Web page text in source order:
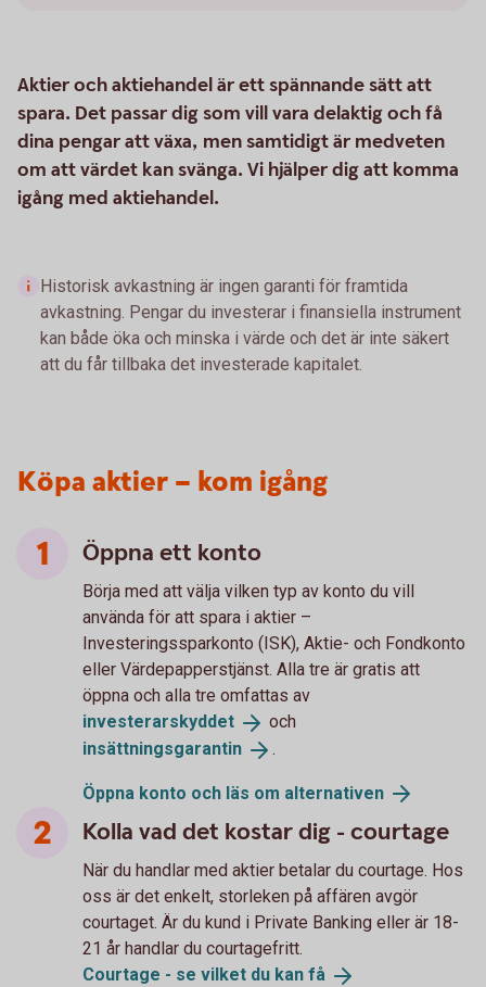
Aktier och aktiehandel är ett spännande sätt att
spara. Det passar dig som vill vara delaktig och få
dina pengar att växa, men samtidigt är medveten
om att värdet kan svänga. Vi hjälper dig att komma
igång med aktiehandel.
Historisk avkastning är ingen garanti för framtida
avkastning. Pengar du investerar i finansiella instrument
kan både öka och minska i värde och det är inte säkert
att du får tillbaka det investerade kapitalet.
Köpa aktier – kom igång
Öppna ett konto
Börja med att välja vilken typ av konto du vill
använda för att spara i aktier –
Investeringssparkonto (ISK), Aktie- och Fondkonto
eller Värdepapperstjänst. Alla tre är gratis att
öppna och alla tre omfattas av
investerarskyddet
och
insättningsgarantin
.
Öppna konto och läs om alternativen
Kolla vad det kostar dig - courtage
När du handlar med aktier betalar du courtage. Hos
oss är det enkelt, storleken på affären avgör
courtaget. Är du kund i Private Banking eller är 18-
21 år handlar du courtagefritt.
Courtage - se vilket du kan få